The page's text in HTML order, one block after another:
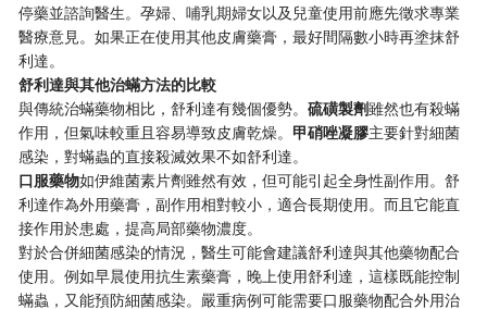
停藥並諮詢醫生。孕婦、哺乳期婦女以及兒童使用前應先徵求專業
醫療意見。如果正在使用其他皮膚藥膏，最好間隔數小時再塗抹舒
利達。
舒利達與其他治蟎方法的比較
與傳統治蟎藥物相比，舒利達有幾個優勢。硫磺製劑雖然也有殺蟎
作用，但氣味較重且容易導致皮膚乾燥。 甲硝唑凝膠主要針對細菌
感染，對蟎蟲的直接殺滅效果不如舒利達。
口服藥物如伊維菌素片劑雖然有效，但可能引起全身性副作用。舒
利達作為外用藥膏，副作用相對較小，適合長期使用。而且它能直
接作用於患處，提高局部藥物濃度。
對於合併細菌感染的情況，醫生可能會建議舒利達與其他藥物配合
使用。例如早晨使用抗生素藥膏，晚上使用舒利達，這樣既能控制
蟎蟲，又能預防細菌感染。嚴重病例可能需要口服藥物配合外用治